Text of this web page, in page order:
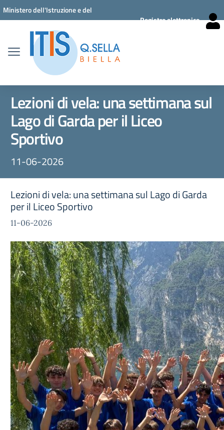
Vai ai contenuti
Vai al menu di navigazione
Vai al footer
Ministero dell'Istruzione e del
Registro elettronico
Lezioni di vela: una settimana sul
Lago di Garda per il Liceo
Sportivo
11-06-2026
Lezioni di vela: una settimana sul Lago di Garda
per il Liceo Sportivo
11-06-2026